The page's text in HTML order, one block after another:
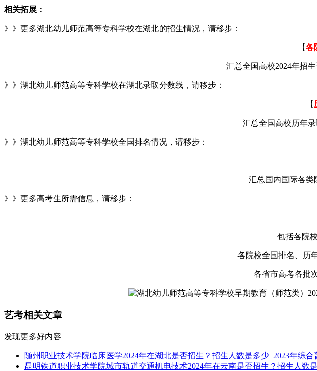
相关拓展：
》》更多湖北幼儿师范高等专科学校在湖北的招生情况，请移步：
【各
汇总全国高校2024年招
》》湖北幼儿师范高等专科学校在湖北录取分数线，请移步：
【
汇总全国高校历年
》》湖北幼儿师范高等专科学校全国排名情况，请移步：
汇总国内国际各类
》》更多高考生所需信息，请移步：
包括各院
各院校全国排名、历
各省市高考各批
艺考相关文章
发现更多好内容
随州职业技术学院临床医学2024年在湖北是否招生？招生人数是多少_2023年综合
昆明铁道职业技术学院城市轨道交通机电技术2024年在云南是否招生？招生人数